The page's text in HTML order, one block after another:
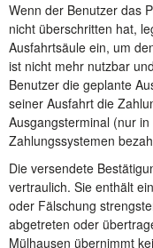
Wenn der Benutzer das
nicht überschritten hat,
Ausfahrtsäule ein, um
ist nicht mehr nutzbar
Benutzer die geplante
seiner Ausfahrt die
Ausgangsterminal (nur
Zahlungssystemen
Die versendete
vertraulich. Sie enthält
oder Fälschung
abgetreten oder
Mülhausen übernimmt